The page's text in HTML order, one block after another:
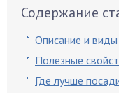
Содержание
Описание и виды
Полезные
Где лучше